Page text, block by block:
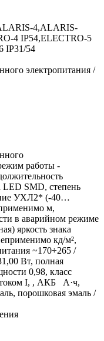
4,ALARIS-
4 IP54,ELECTRO-5
IP31/54
электропитания /
работы -
LED SMD, степень
УХЛ2* (-40…
м,
в аварийном режиме
яркость знака
кд/м²,
~170÷265 /
Вт, полная
0,98, класс
током I, , АКБ А·ч,
порошковая эмаль /